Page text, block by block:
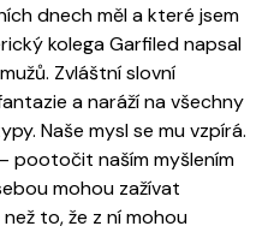
dnech měl a které jsem
kolega Garfiled napsal
Zvláštní slovní
a naráží na všechny
Naše mysl se mu vzpírá.
pootočit naším myšlením
mohou zažívat
to, že z ní mohou